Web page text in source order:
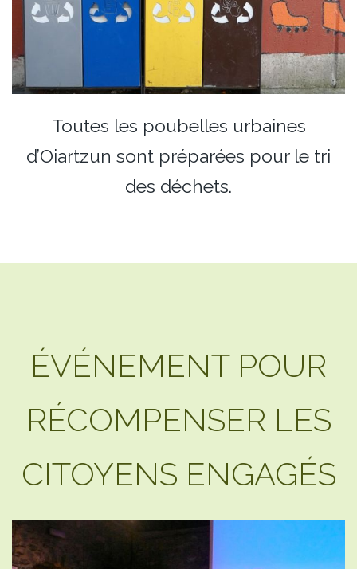
Toutes les poubelles urbaines
d’Oiartzun sont préparées pour le tri
des déchets.
ÉVÉNEMENT POUR
RÉCOMPENSER LES
CITOYENS ENGAGÉS